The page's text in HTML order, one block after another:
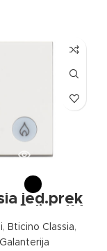
jed.prek
, Bticino Classia,
Galanterija